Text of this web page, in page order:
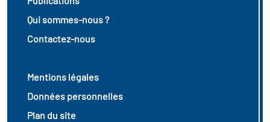
Qui sommes-nous ?
Contactez-nous
Mentions légales
Données personnelles
Plan du site